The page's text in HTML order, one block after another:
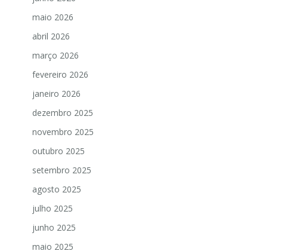
maio 2026
abril 2026
março 2026
fevereiro 2026
janeiro 2026
dezembro 2025
novembro 2025
outubro 2025
setembro 2025
agosto 2025
julho 2025
junho 2025
maio 2025